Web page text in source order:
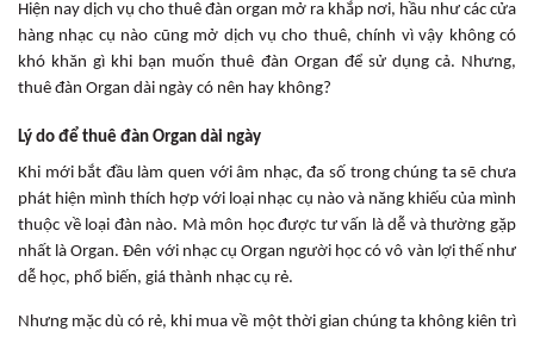
Hiện nay dịch vụ cho thuê đàn organ mở ra khắp nơi, hầu như các cửa
hàng nhạc cụ nào cũng mở dịch vụ cho thuê, chính vì vậy không có
khó khăn gì khi bạn muốn thuê đàn Organ để sử dụng cả. Nhưng,
thuê đàn Organ dài ngày có nên hay không?
Lý do để thuê đàn Organ dài ngày
Khi mới bắt đầu làm quen với âm nhạc, đa số trong chúng ta sẽ chưa
phát hiện mình thích hợp với loại nhạc cụ nào và năng khiếu của mình
thuộc về loại đàn nào. Mà môn học được tư vấn là dễ và thường gặp
nhất là Organ. Đên với nhạc cụ Organ người học có vô vàn lợi thế như
dễ học, phổ biến, giá thành nhạc cụ rẻ.
Nhưng mặc dù có rẻ, khi mua về một thời gian chúng ta không kiên trì